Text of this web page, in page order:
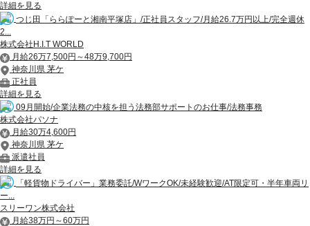
詳細を見る
つじ田「ららぽーと湘南平塚店」/正社員スタッフ/月給26.7万円以上/完全週休
2...
株式会社H.I.T WORLD
月給26万7,500円～48万9,700円
神奈川県 茅ケ
正社員
詳細を見る
09月開始/企業法務の中核を担う法務部サポートのお仕事/法務事務
株式会社パソナ
月給30万4,600円
神奈川県 茅ケ
派遣社員
詳細を見る
「軽貨物ドライバー」業務委託/WワークOK/未経験歓迎/AT限定可・半年車両リ
ー...
スリーワン株式会社
月給38万円～60万円